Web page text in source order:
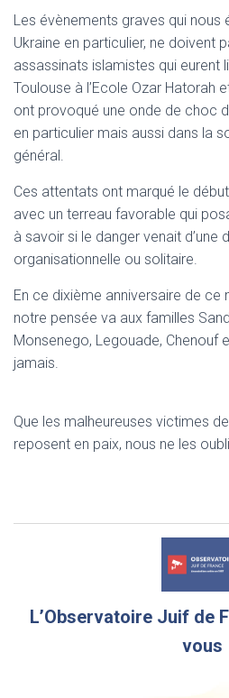
Les évènements graves qui nous
Ukraine en particulier, ne doivent
assassinats islamistes qui eurent
Toulouse à l’Ecole Ozar Hatorah
ont provoqué une onde de choc
en particulier mais aussi dans la
général.
Ces attentats ont marqué le
avec un terreau favorable qui
à savoir si le danger venait d’une
organisationnelle ou solitaire.
En ce dixième anniversaire de ce
notre pensée va aux familles
Monsenego, Legouade, Chenouf
jamais.
Que les malheureuses victimes
reposent en paix, nous ne les
L’Observatoire Juif de
vous